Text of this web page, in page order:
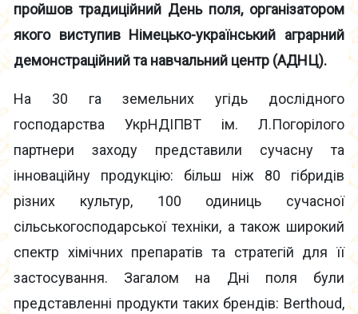
пройшов традиційний День поля, організатором
якого виступив Німецько-український аграрний
демонстраційний та навчальний центр (АДНЦ).
На 30 га земельних угідь дослідного
господарства УкрНДІПВТ ім. Л.Погорілого
партнери заходу представили сучасну та
інноваційну продукцію: більш ніж 80 гібридів
різних культур, 100 одиниць сучасної
сільськогосподарської техніки, а також широкий
спектр хімічних препаратів та стратегій для її
застосування. Загалом на Дні поля були
представленні продукти таких брендів: Berthoud,